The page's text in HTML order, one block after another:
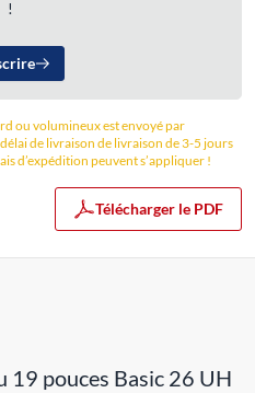
!
ou volumineux est envoyé par
de livraison de livraison de 3-5 jours
d’expédition peuvent s’appliquer !
Télécharger le PDF
19 pouces Basic 26 UH